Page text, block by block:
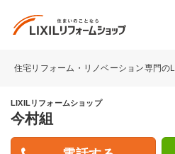
住宅リフォーム・リノベーション専門の
LIXILリフォームショップ
今村組